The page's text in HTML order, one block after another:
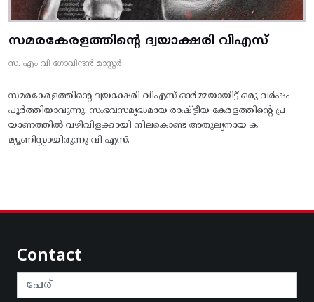
സമരകേരളത്തിൻ്റെ ദ്വയാക്ഷരി വിഎസ്
സ. എം വി ഗോവിന്ദൻ മാസ്റ്റർ
സമരകേരളത്തിൻ്റെ ദ്വയാക്ഷരി വിഎസ് ഓർമ്മയായിട്ട് ഒരു വർഷം
പൂർത്തിയാവുന്നു. സംഭവസമൃദ്ധമായ രാഷ്ട്രീയ കേരളത്തിന്റെ പ്ര
യാണത്തിൽ വഴിവിളക്കായി നിലകൊണ്ട അതുല്യനായ ക
മ്യൂണിസ്റ്റായിരുന്നു വി എസ്.
Contact